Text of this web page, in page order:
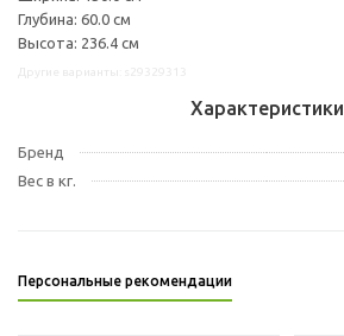
Глубина: 60.0 см
Высота: 236.4 см
Характеристики
Бренд
Вес в кг.
Персональные рекомендации